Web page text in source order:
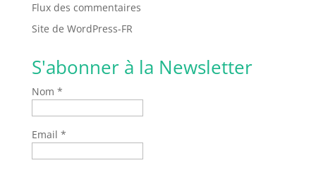
Flux des commentaires
Site de WordPress-FR
S'abonner à la Newsletter
Nom *
Email *